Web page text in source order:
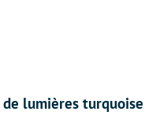
lumières